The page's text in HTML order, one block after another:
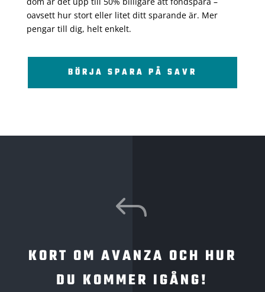
oavsett hur stort eller litet ditt sparande är. Mer
pengar till dig, helt enkelt.
BÖRJA SPARA PÅ SAVR
J
KORT OM AVANZA OCH HUR
DU KOMMER IGÅNG!